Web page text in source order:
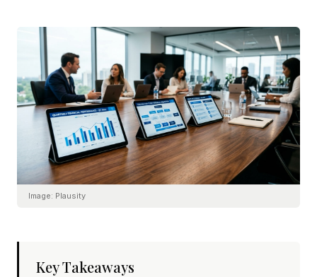
Image: Plausity
Key Takeaways